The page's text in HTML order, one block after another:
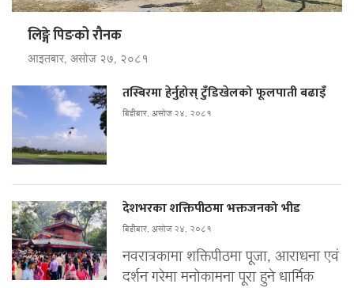
लिङ्गे पिङको रौनक
आइतबार, असोज २७, २०८१
तस्बिरमा हेर्नुहोस् टुँडिखेलको फूलपाती बढाइँ
बिहीबार, असोज २४, २०८१
देशभरका शक्तिपीठमा भक्तजनको भीड
बिहीबार, असोज २४, २०८१
नवरात्रकामा शक्तिपीठमा पूजा, आराधना एवं
दर्शन गरेमा मनोकामना पूरा हुने धार्मिक